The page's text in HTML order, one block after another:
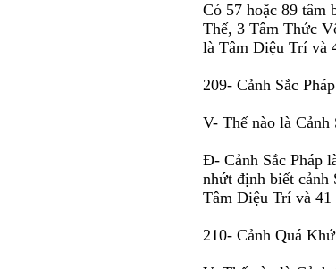
Có 57 hoặc 89 tâm
Thế, 3 Tâm Thức
là Tâm Diệu Trí và
209- Cảnh Sắc
V- Thế nào là Cảnh
Ð- Cảnh Sắc Pháp
nhứt định biết cảnh
Tâm Diệu Trí và
210- Cảnh Quá